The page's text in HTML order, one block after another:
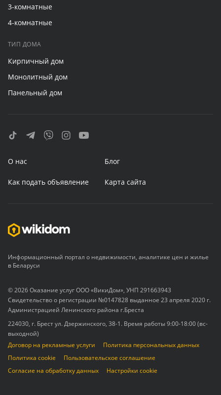
3-комнатные
4-комнатные
ТИП ДОМА
Кирпичный дом
Монолитный дом
Панельный дом
О нас Блог
Как подать объявление Карта сайта
Информационный портал о недвижимости, аналитике цен и жилье
в Беларуси
© 2026 Оказание услуг ООО «ВикиДом», УНП 291663943
Свидетельство о регистрации №0147828 выданное 23 апреля 2020 г.
Администрацией Ленинского района г.Бреста
224030, г. Брест ул. Дзержинского, 38-1. Время работы 9:00-18:00 (вс-
выходной)
Договор на рекламные услуги
Политика персональных данных
Политика cookie
Пользовательское соглашение
Согласие на обработку данных
Настройки cookie